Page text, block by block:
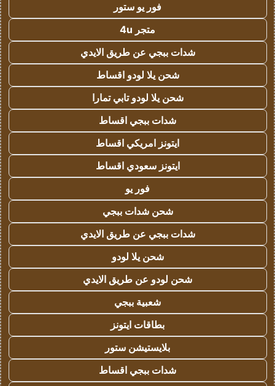
فور يو ستور
متجر 4u
شدات ببجي عن طريق الايدي
شحن يلا لودو اقساط
شحن يلا لودو تابي تمارا
شدات ببجي اقساط
ايتونز امريكي اقساط
ايتونز سعودي اقساط
فور يو
شحن شدات ببجي
شدات ببجي عن طريق الايدي
شحن يلا لودو
شحن لودو عن طريق الايدي
شعبية ببجي
بطاقات ايتونز
بلايستيشن ستور
شدات ببجي اقساط